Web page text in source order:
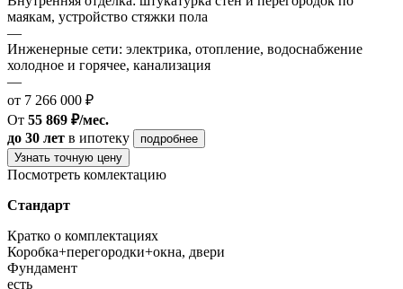
маякам, устройство стяжки пола
—
Инженерные сети: электрика, отопление, водоснабжение
холодное и горячее, канализация
—
от 7 266 000 ₽
От 55 869 ₽/мес.
до 30 лет в ипотеку
подробнее
Узнать точную цену
Посмотреть комлектацию
Стандарт
Кратко о комплектациях
Коробка+перегородки+окна, двери
Фундамент
есть